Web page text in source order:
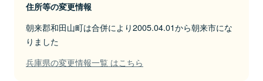
住所等の変更情報
朝来郡和田山町は合併により2005.04.01から朝来市にな
りました
兵庫県の変更情報一覧 はこちら